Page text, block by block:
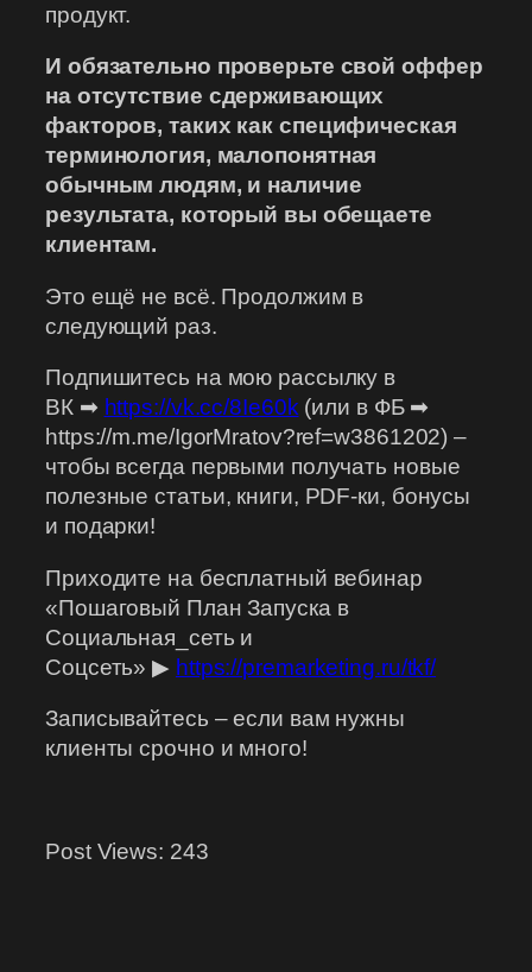
продукт.
И обязательно проверьте свой оффер
на отсутствие сдерживающих
факторов, таких как специфическая
терминология, малопонятная
обычным людям, и наличие
результата, который вы обещаете
клиентам.
Это ещё не всё. Продолжим в
следующий раз.
Подпишитесь на мою рассылку в
ВК ➡ https://vk.cc/8Ie60k(или в ФБ ➡
https://m.me/IgorMratov?ref=w3861202) –
чтобы всегда первыми получать новые
полезные статьи, книги, PDF-ки, бонусы
и подарки!
Приходите на бесплатный вебинар
«Пошаговый План Запуска в
Социальная_сеть и
Соцсеть» ▶ https://premarketing.ru/tkf/
Записывайтесь – если вам нужны
клиенты срочно и много!
Post Views: 243